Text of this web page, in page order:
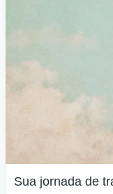
Sua jornada de